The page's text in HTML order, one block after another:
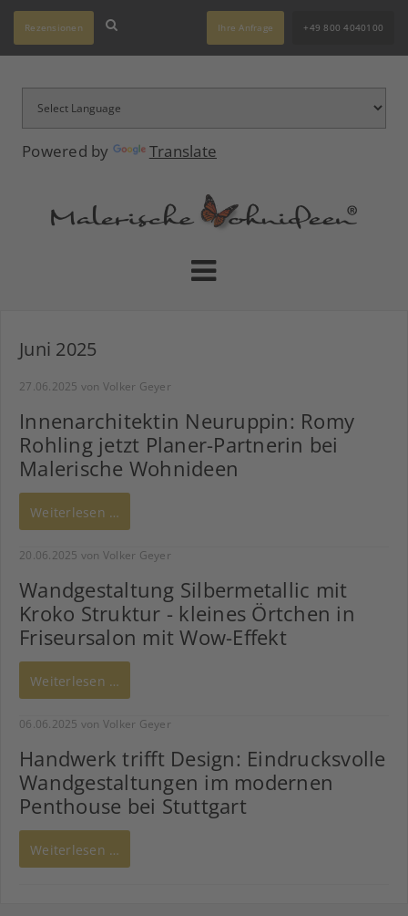
Powered by Translate
Rezensionen Ihre Anfrage +49 800 4040100
Juni 2025
27.06.2025 von Volker Geyer
Innenarchitektin Neuruppin: Romy
Rohling jetzt Planer-Partnerin bei
Malerische Wohnideen
Weiterlesen …
20.06.2025 von Volker Geyer
Wandgestaltung Silbermetallic mit
Kroko Struktur - kleines Örtchen in
Friseursalon mit Wow-Effekt
Weiterlesen …
06.06.2025 von Volker Geyer
Handwerk trifft Design: Eindrucksvolle
Wandgestaltungen im modernen
Penthouse bei Stuttgart
Weiterlesen …